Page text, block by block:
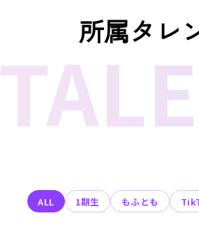
所属タレ
ALL 1期生 もふとも